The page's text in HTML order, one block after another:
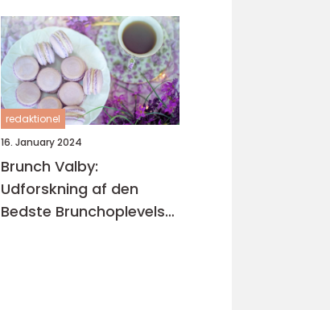
køkken
redaktionel
16. January 2024
Brunch Valby:
Udforskning af den
Bedste Brunchoplevelse